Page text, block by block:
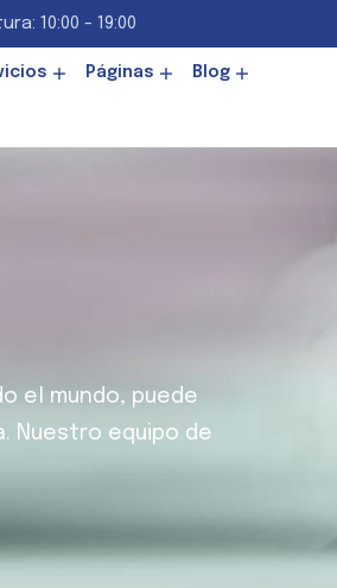
10:00 - 19:00
Páginas Blog
el mundo, puede
Nuestro equipo de